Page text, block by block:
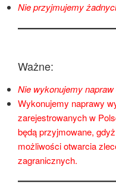
Nie przyjmujemy
Ważne:
Nie wykonujemy
Wykonujemy naprawy
zarejestrowanych w
będą przyjmowane,
możliwości otwarcia
zagranicznych.